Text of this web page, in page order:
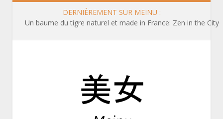
DERNIÈREMENT SUR MEINU :
Un baume du tigre naturel et made in France: Zen in the City